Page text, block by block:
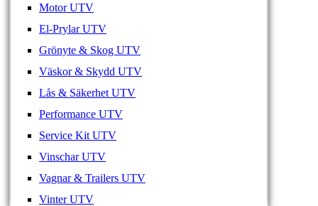
Motor UTV
El-Prylar UTV
Grönyte & Skog UTV
Väskor & Skydd UTV
Lås & Säkerhet UTV
Performance UTV
Service Kit UTV
Vinschar UTV
Vagnar & Trailers UTV
Vinter UTV